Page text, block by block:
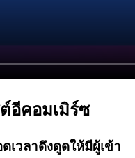
อีคอมเมิร์ซ
เวลาดึงดูดให้มีผู้เข้า